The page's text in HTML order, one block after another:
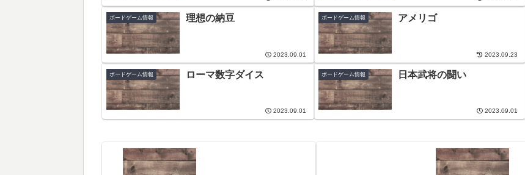
ボードゲーム情報 理想の納豆
2023.09.01
ボードゲーム情報 アメリゴ
2023.09.23
ボードゲーム情報 ローマ数字ダイス
2023.09.01
ボードゲーム情報 日本武将の闘い
2023.09.01